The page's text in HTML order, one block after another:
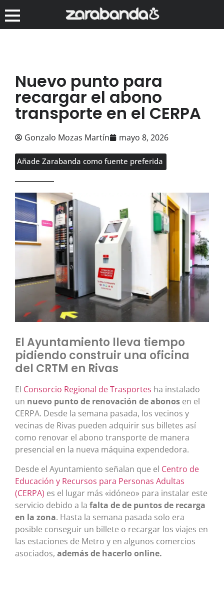
Nuevo punto para
recargar el abono
transporte en el CERPA
Gonzalo Mozas Martín mayo 8, 2026
Añade Zarabanda como fuente preferida
El Ayuntamiento lleva tiempo
pidiendo construir una oficina
del CRTM en Rivas
El Consorcio Regional de Trasportes ha instalado
un nuevo punto de renovación de abonos en el
CERPA. Desde la semana pasada, los vecinos y
vecinas de Rivas pueden adquirir sus billetes así
como renovar el abono transporte de manera
presencial en la nueva máquina expendedora.
Desde el Ayuntamiento señalan que el Centro de
Educación y Recursos para Personas Adultas
(CERPA) es el lugar más «idóneo» para instalar este
servicio debido a la falta de de puntos de recarga
en la zona. Hasta la semana pasada solo era
posible conseguir un billete o recargar los viajes en
las estaciones de Metro y en algunos comercios
asociados, además de hacerlo online.